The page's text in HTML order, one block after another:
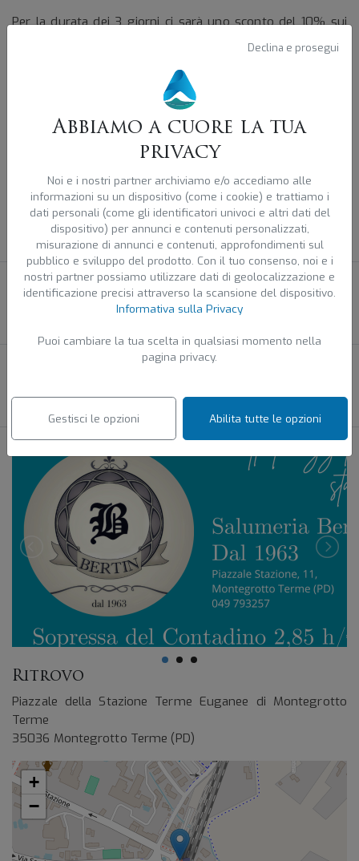
Per la durata dei 3 giorni ci sarà uno sconto del 10% sui
L’unione della attività del centro
del piazzale della stazione Ferroviaria Terme Euganee
Quando
4 Ottobre 2024 , dalle 12:00 alle 22:00
Completato
5 Ottobre 2024 , dalle 12:00 alle 22:00
Ritrovo
Piazzale della Stazione Terme Euganee di Montegrotto
Terme
35036 Montegrotto Terme (PD)
+
−
Declina e prosegui
Abbiamo a cuore la tua
privacy
Noi e i nostri partner archiviamo e/o accediamo alle
informazioni su un dispositivo (come i cookie) e trattiamo i
dati personali (come gli identificatori univoci e altri dati del
dispositivo) per annunci e contenuti personalizzati,
misurazione di annunci e contenuti, approfondimenti sul
pubblico e sviluppo del prodotto. Con il tuo consenso, noi e i
nostri partner possiamo utilizzare dati di geolocalizzazione e
identificazione precisi attraverso la scansione del dispositivo.
Informativa sulla Privacy
Puoi cambiare la tua scelta in qualsiasi momento nella
pagina privacy.
Gestisci le opzioni Abilita tutte le opzioni